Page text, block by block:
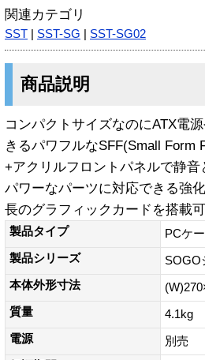
関連カテゴリ
SST SST-SG SST-SG02
商品説明
コンパクトサイズなのにATX電
きるパワフルなSFF(Small Form
+アクリルフロントパネルで静
パワーなパーツに対応できる強
長のグラフィックカードを搭載
製品タイプ
PCケ
製品シリーズ
SOGO
本体外形寸法
質量
4.1kg
電源
別売